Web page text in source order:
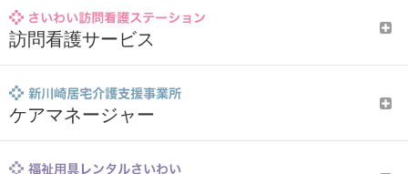
訪問看護サービス
ケアマネージャー